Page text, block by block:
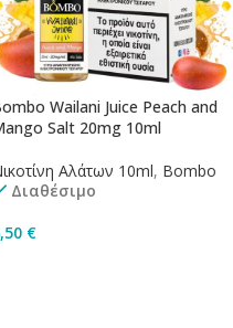
Wailani Juice Peach and
Salt 20mg 10ml
Αλάτων 10ml, Bombo
Διαθέσιμο
€